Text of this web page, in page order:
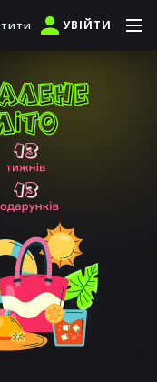
УВІЙТИ